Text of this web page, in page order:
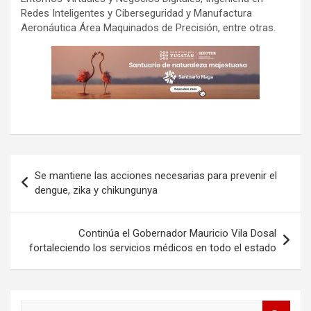
Redes Inteligentes y Ciberseguridad y Manufactura
Aeronáutica Área Maquinados de Precisión, entre otras.
de
entradas
Se mantiene las acciones necesarias para prevenir el
dengue, zika y chikungunya
Continúa el Gobernador Mauricio Vila Dosal
fortaleciendo los servicios médicos en todo el estado